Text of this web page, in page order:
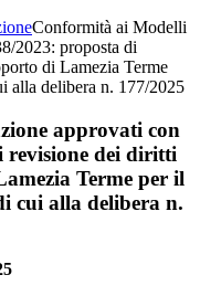
Conformità ai Modelli
2023: proposta di
di Lamezia Terme
alla delibera n. 177/2025
approvati con
revisione dei diritti
Terme per il
cui alla delibera n.